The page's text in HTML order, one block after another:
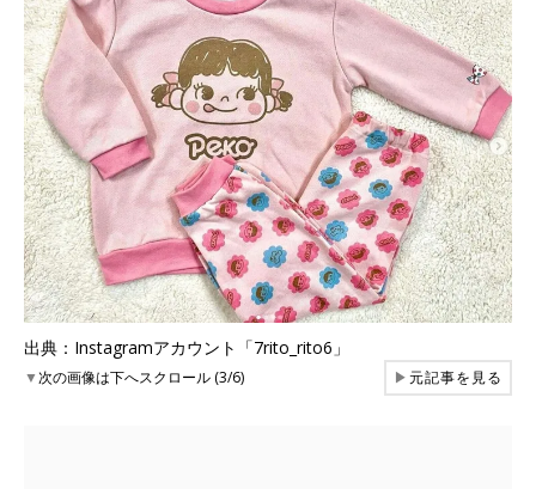
出典：Instagramアカウント「7rito_rito6」
▼次の画像は下へスクロール (3/6) ▶元記事を見る